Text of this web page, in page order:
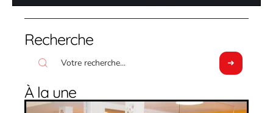
Recherche
À la une